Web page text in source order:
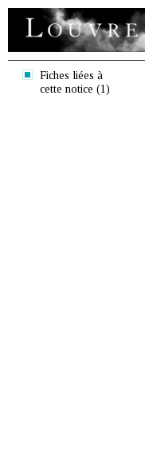
Fiches liées à
cette notice (1)